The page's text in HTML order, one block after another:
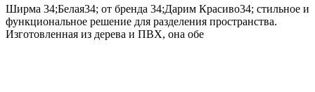
Ширма 34;Белая34; от бренда 34;Дарим Красиво34; стильное и
функциональное решение для разделения пространства.
Изготовленная из дерева и ПВХ, она обе